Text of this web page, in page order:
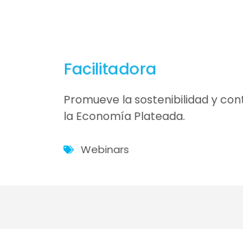
Facilitadora
Promueve la sostenibilidad y
la Economía Plateada.
Webinars